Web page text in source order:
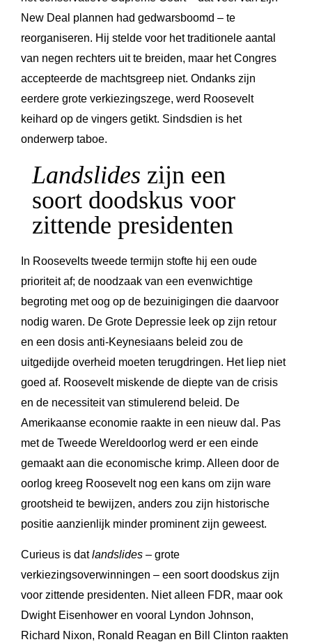
New Deal plannen had gedwarsboomd – te
reorganiseren. Hij stelde voor het traditionele aantal
van negen rechters uit te breiden, maar het Congres
accepteerde de machtsgreep niet. Ondanks zijn
eerdere grote verkiezingszege, werd Roosevelt
keihard op de vingers getikt. Sindsdien is het
onderwerp taboe.
Landslides zijn een
soort doodskus voor
zittende presidenten
In Roosevelts tweede termijn stofte hij een oude
prioriteit af; de noodzaak van een evenwichtige
begroting met oog op de bezuinigingen die daarvoor
nodig waren. De Grote Depressie leek op zijn retour
en een dosis anti-Keynesiaans beleid zou de
uitgedijde overheid moeten terugdringen. Het liep niet
goed af. Roosevelt miskende de diepte van de crisis
en de necessiteit van stimulerend beleid. De
Amerikaanse economie raakte in een nieuw dal. Pas
met de Tweede Wereldoorlog werd er een einde
gemaakt aan die economische krimp. Alleen door de
oorlog kreeg Roosevelt nog een kans om zijn ware
grootsheid te bewijzen, anders zou zijn historische
positie aanzienlijk minder prominent zijn geweest.
Curieus is datlandslides – grote
verkiezingsoverwinningen – een soort doodskus zijn
voor zittende presidenten. Niet alleen FDR, maar ook
Dwight Eisenhower en vooral Lyndon Johnson,
Richard Nixon, Ronald Reagan en Bill Clinton raakten